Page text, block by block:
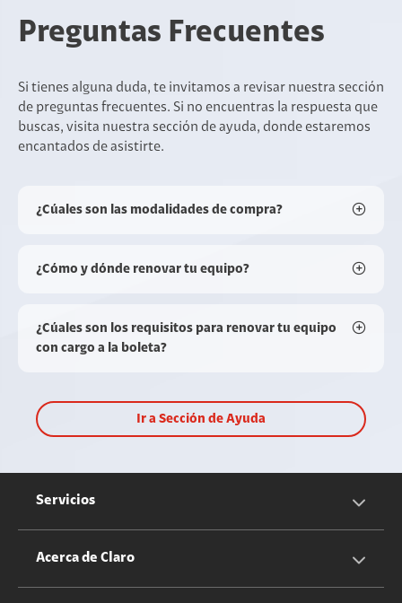
Preguntas Frecuentes
Si tienes alguna duda, te invitamos a revisar nuestra sección
de preguntas frecuentes. Si no encuentras la respuesta que
buscas, visita nuestra sección de ayuda, donde estaremos
encantados de asistirte.
¿Cúales son las modalidades de compra?
¿Cómo y dónde renovar tu equipo?
¿Cúales son los requisitos para renovar tu equipo
con cargo a la boleta?
Ir a Sección de Ayuda
Servicios
Servicios Móviles
Acerca de Claro